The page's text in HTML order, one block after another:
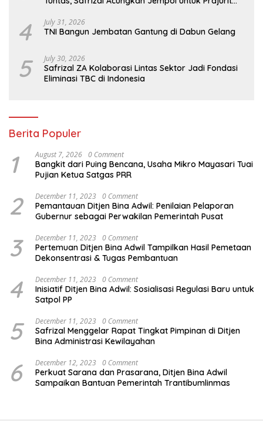
4 July 31, 2026
TNI Bangun Jembatan Gantung di Dabun Gelang
5 July 30, 2026
Safrizal ZA Kolaborasi Lintas Sektor Jadi Fondasi
Eliminasi TBC di Indonesia
Berita Populer
1 August 7, 2026 0 Comment
Bangkit dari Puing Bencana, Usaha Mikro Mayasari Tuai
Pujian Ketua Satgas PRR
2 December 11, 2023 0 Comment
Pemantauan Ditjen Bina Adwil: Penilaian Pelaporan
Gubernur sebagai Perwakilan Pemerintah Pusat
3 December 11, 2023 0 Comment
Pertemuan Ditjen Bina Adwil Tampilkan Hasil Pemetaan
Dekonsentrasi & Tugas Pembantuan
4 December 11, 2023 0 Comment
Inisiatif Ditjen Bina Adwil: Sosialisasi Regulasi Baru untuk
Satpol PP
5 December 11, 2023 0 Comment
Safrizal Menggelar Rapat Tingkat Pimpinan di Ditjen
Bina Administrasi Kewilayahan
6 December 12, 2023 0 Comment
Perkuat Sarana dan Prasarana, Ditjen Bina Adwil
Sampaikan Bantuan Pemerintah Trantibumlinmas